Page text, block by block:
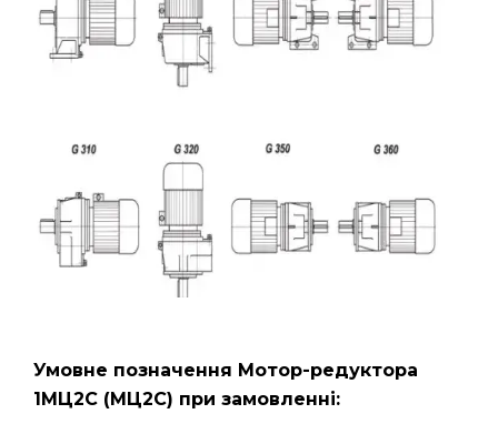
Умовне позначення Мотор-редуктора
1МЦ2С (МЦ2С) при замовленні: